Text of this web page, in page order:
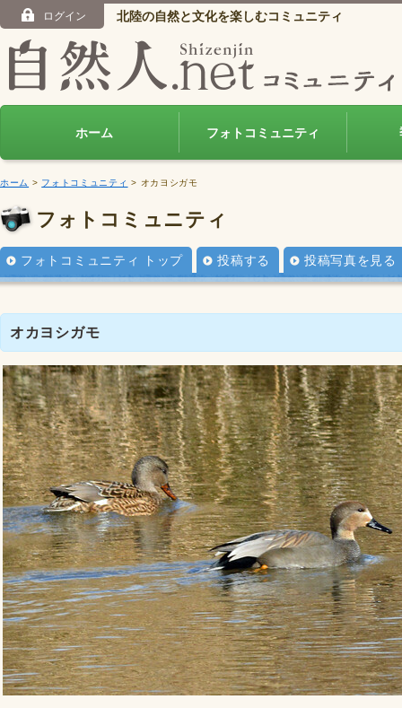
ログイン 北陸の自然と文化を楽しむコミュニティ
ホーム フォトコミュニティ
ホーム > フォトコミュニティ > オカヨシガモ
フォトコミュニティ
フォトコミュニティ トップ 投稿する 投稿写真を見る
オカヨシガモ